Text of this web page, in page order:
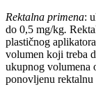
Rektalna primena:
do 0,5 mg/kg.
plastičnog
volumen koji treba
ukupnog volumena
ponovljenu rektalnu